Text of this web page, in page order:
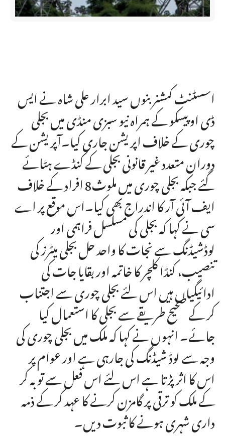
اسسٹنٹ کمشنر بنوں سید ابرار علی شاہ نے ایس
ڈی او پیسکو کے ہمراہ نیو سبزی منڈی میں بجلی
چوری کے خلاف اپریشن جاری کیا۔آپریشن کے
دوران متعدد غیر قانونی بجلی کے کنڈے ہٹائے
گئے جبکہ بجلی چوری میں ملوث8 افراد کے خلاف
ایف آئی آر کا اندراج بھی کیا۔اس موقع پر اے
سی نے کہا کہ بجلی کی مسلسل فراہمی اور
لوڈشیڈنگ سے نجات کا واحد حل بجلی میٹرز کی
تنصیب، کنڈا کلچر کا خاتمہ اور بقایا جات کی
ادائیگیاں ہیں اس لئے بجلی چوری سے اجتناب
کر کے صحیح طریقے سے بجلی کا استعمال کیا
جائے۔ انہوں نے کہا کہ ملک میں بجلی چوری کی
وجہ سے لوڈ شیڈنگ کی جارہی ہے اور عوام پر
اس کا اثر پڑتا ہے اس لئے اس فعل سے توبہ کر
کے ملک کو ترقی پر گامزن کرنے کا عہد کر کے ذمہ
داری شہری ہونے کا ثبوت دیں۔